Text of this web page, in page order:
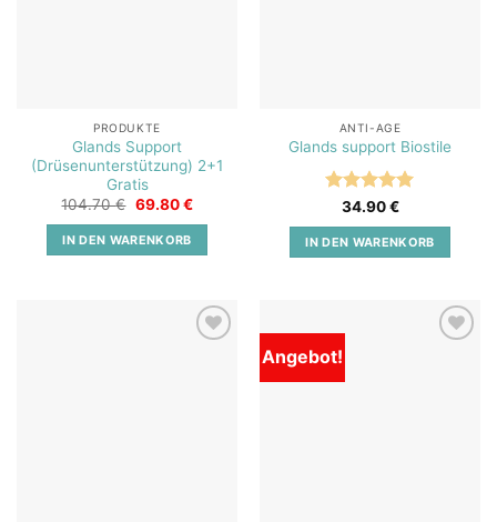
PRODUKTE
Glands Support
(Drüsenunterstützung) 2+1
Gratis
104.70€ Ursprünglicher
war:
104.70 €
69.80€Aktueller
IN DEN WARENKORB
ANTI-AGE
Glands support Biostile
Bewertet
mit5von
5
34.90€
IN DEN WARENKORB
Angebot!